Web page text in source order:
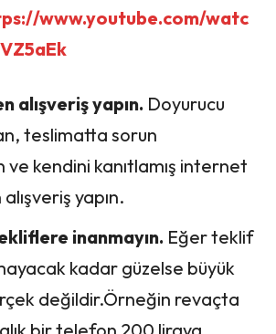
www.youtube.com/watc
alışveriş yapın. Doyurucu
teslimatta sorun
kendini kanıtlamış internet
yapın.
inanmayın. Eğer teklif
kadar güzelse büyük
değildir.Örneğin revaçta